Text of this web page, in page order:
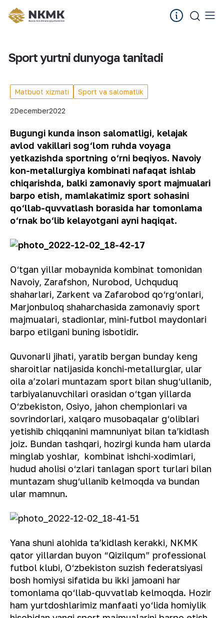
Sport yurtni dunyoga tanitadi
Matbuot xizmati Sport va salomatlik
2December2022
Bugungi kunda inson salomatligi, kelajak
avlod vakillari sog‘lom ruhda voyaga
yetkazishda sportning o‘rni beqiyos. Navoiy
kon-metallurgiya kombinati nafaqat ishlab
chiqarishda, balki zamonaviy sport majmualari
barpo etish, mamlakatimiz sport sohasini
qo‘llab-quvvatlash borasida har tomonlama
o‘rnak bo‘lib kelayotgani ayni haqiqat.
O‘tgan yillar mobaynida kombinat tomonidan
Navoiy, Zarafshon, Nurobod, Uchquduq
shaharlari, Zarkent va Zafarobod qo‘rg‘onlari,
Marjonbuloq shaharchasida zamonaviy sport
majmualari, stadionlar, mini-futbol maydonlari
barpo etilgani buning isbotidir.
Quvonarli jihati, yaratib bergan bunday keng
sharoitlar natijasida konchi-metallurglar, ular
oila aʼzolari muntazam sport bilan shug‘ullanib,
tarbiyalanuvchilari orasidan o‘tgan yillarda
O‘zbekiston, Osiyo, jahon chempionlari va
sovrindorlari, xalqaro musobaqalar g‘oliblari
yetishib chiqqanini mamnuniyat bilan taʼkidlash
joiz. Bundan tashqari, hozirgi kunda ham ularda
minglab yoshlar, kombinat ishchi-xodimlari,
hudud aholisi o‘zlari tanlagan sport turlari bilan
muntazam shug‘ullanib kelmoqda va bundan
ular mamnun.
Yana shuni alohida taʼkidlash kerakki, NKMK
qator yillardan buyon “Qizilqum” professional
futbol klubi, O‘zbekiston suzish federatsiyasi
bosh homiysi sifatida bu ikki jamoani har
tomonlama qo‘llab-quvvatlab kelmoqda. Hozir
ham yurtdoshlarimiz manfaati yo‘lida homiylik